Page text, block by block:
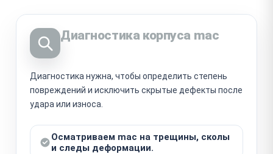
Диагностика корпуса mac
Диагностика нужна, чтобы определить степень
повреждений и исключить скрытые дефекты после
удара или износа.
Осматриваем mac на трещины, сколы
и следы деформации.